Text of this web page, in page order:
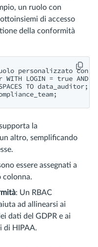
un ruolo con
di accesso
della conformità
personalizzato
WITH LOGIN = true AND
TO data_auditor;
la
altro, semplificando
essere assegnati a
colonna.
: Un RBAC
ad allinearsi ai
dati del GDPR e ai
di HIPAA.